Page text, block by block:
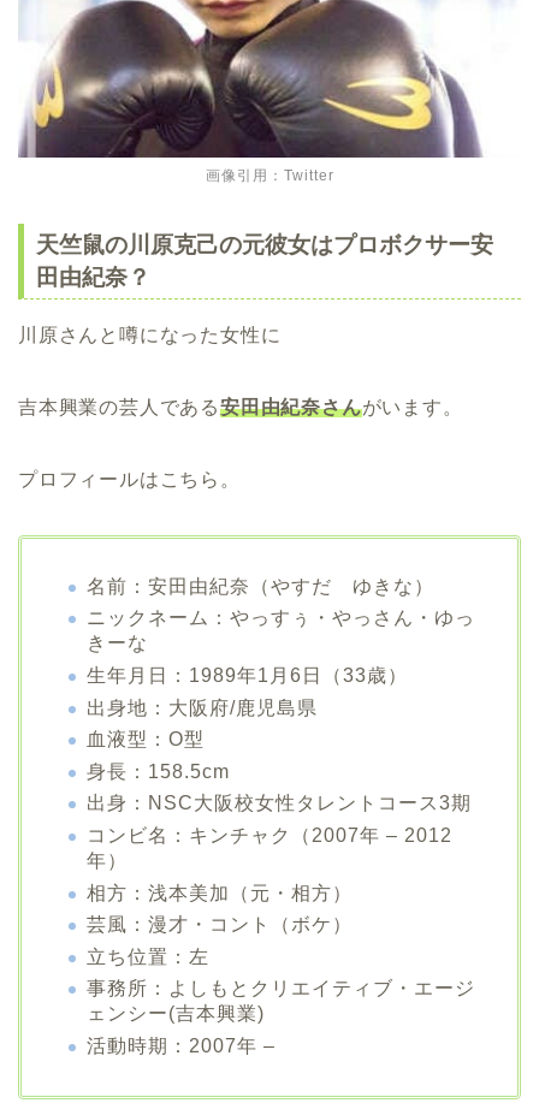
画像引用：Twitter
天竺鼠の川原克己の元彼女はプロボクサー安
田由紀奈？
川原さんと噂になった女性に
吉本興業の芸人である安田由紀奈さんがいます。
プロフィールはこちら。
名前：安田由紀奈（やすだ ゆきな）
ニックネーム：やっすぅ・やっさん・ゆっ
きーな
生年月日：1989年1月6日（33歳）
出身地：大阪府/鹿児島県
血液型：O型
身長：158.5cm
出身：NSC大阪校女性タレントコース3期
コンビ名：キンチャク（2007年 – 2012
年）
相方：浅本美加（元・相方）
芸風：漫才・コント（ボケ）
立ち位置：左
事務所：よしもとクリエイティブ・エージ
ェンシー(吉本興業)
活動時期：2007年 –